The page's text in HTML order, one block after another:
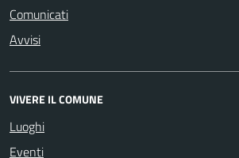
Comunicati
Avvisi
VIVERE IL COMUNE
Luoghi
Eventi